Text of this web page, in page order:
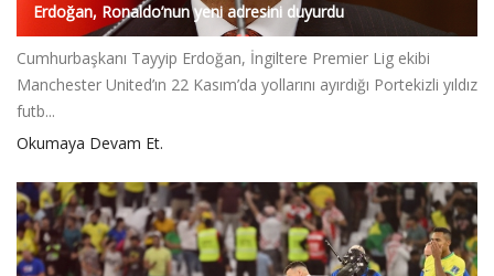
Erdoğan, Ronaldo’nun yeni adresini duyurdu
Cumhurbaşkanı Tayyip Erdoğan, İngiltere Premier Lig ekibi
Manchester United’ın 22 Kasım’da yollarını ayırdığı Portekizli yıldız
futb...
Okumaya Devam Et.